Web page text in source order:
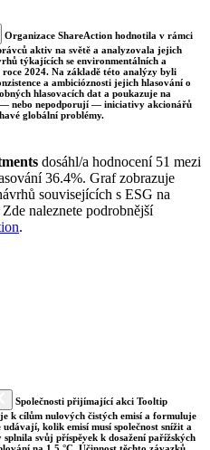
Organizace ShareAction hodnotila v rámci
aktiv na světě a analyzovala jejich
týkajících se environmentálních a
roce 2024. Na základě této analýzy byli
a ambicióznosti jejich hlasování o
hlasovacích dat a poukazuje na
nebo nepodporují — iniciativy akcionářů
globální problémy.
dosáhl/a hodnocení 51 mezi
36.4%. Graf zobrazuje
souvisejících s ESG na
naleznete podrobnější
.
Společnosti přijímající akci Tooltip
k cílům nulových čistých emisí a formuluje
kolik emisí musí společnost snížit a
svůj příspěvek k dosažení pařížských